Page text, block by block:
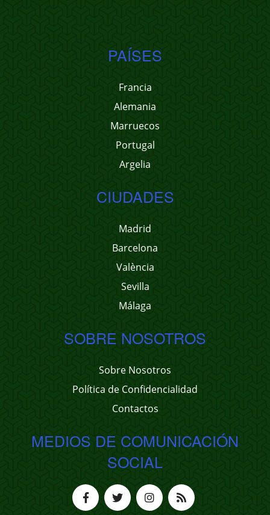
PAÍSES
Francia
Alemania
Marruecos
Portugal
Argelia
CIUDADES
Madrid
Barcelona
València
Sevilla
Málaga
SOBRE NOSOTROS
Sobre Nosotros
Política de Confidencialidad
Contactos
MEDIOS DE COMUNICACIÓN
SOCIAL